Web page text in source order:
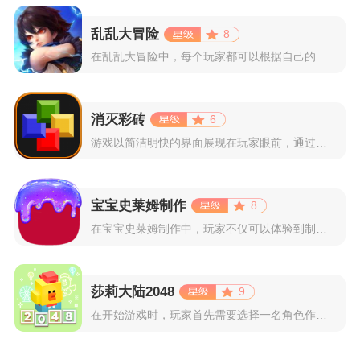
乱乱大冒险
8
在乱乱大冒险中，每个玩家都可以根据自己的喜好选择和培养角色，...
消灭彩砖
6
游戏以简洁明快的界面展现在玩家眼前，通过简单的滑动屏幕即可控...
宝宝史莱姆制作
8
在宝宝史莱姆制作中，玩家不仅可以体验到制作史莱姆的乐趣，还能...
莎莉大陆2048
9
在开始游戏时，玩家首先需要选择一名角色作为自己的代表，在神秘...